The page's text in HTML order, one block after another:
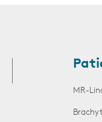
MR-